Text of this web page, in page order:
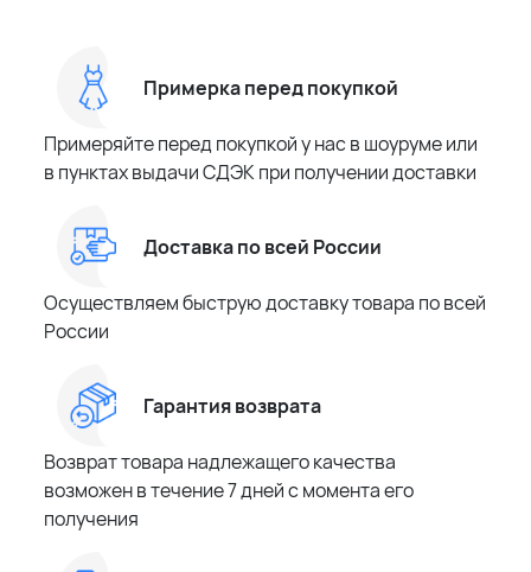
Примерка перед покупкой
Примеряйте перед покупкой у нас в шоуруме или
в пунктах выдачи СДЭК при получении доставки
Доставка по всей России
Осуществляем быструю доставку товара по всей
России
Гарантия возврата
Возврат товара надлежащего качества
возможен в течение 7 дней с момента его
получения